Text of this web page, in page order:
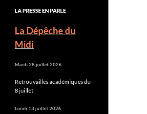
LA PRESSE EN PARLE
La Dépêche du
Midi
Mardi 28 juillet 2026
Retrouvailles académiques du
8 juillet
Lundi 13 juillet 2026